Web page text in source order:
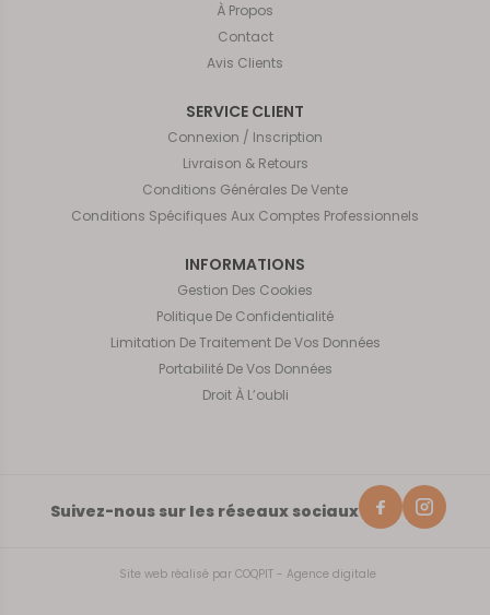
À Propos
Contact
Avis Clients
SERVICE CLIENT
Connexion / Inscription
Livraison & Retours
Conditions Générales De Vente
Conditions Spécifiques Aux Comptes Professionnels
INFORMATIONS
Gestion Des Cookies
Politique De Confidentialité
Limitation De Traitement De Vos Données
Portabilité De Vos Données
Droit À L’oubli
Suivez-nous sur les réseaux sociaux
Site web réalisé par COQPIT - Agence digitale